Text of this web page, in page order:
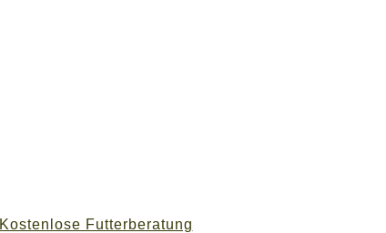
Kostenlose Futterberatung